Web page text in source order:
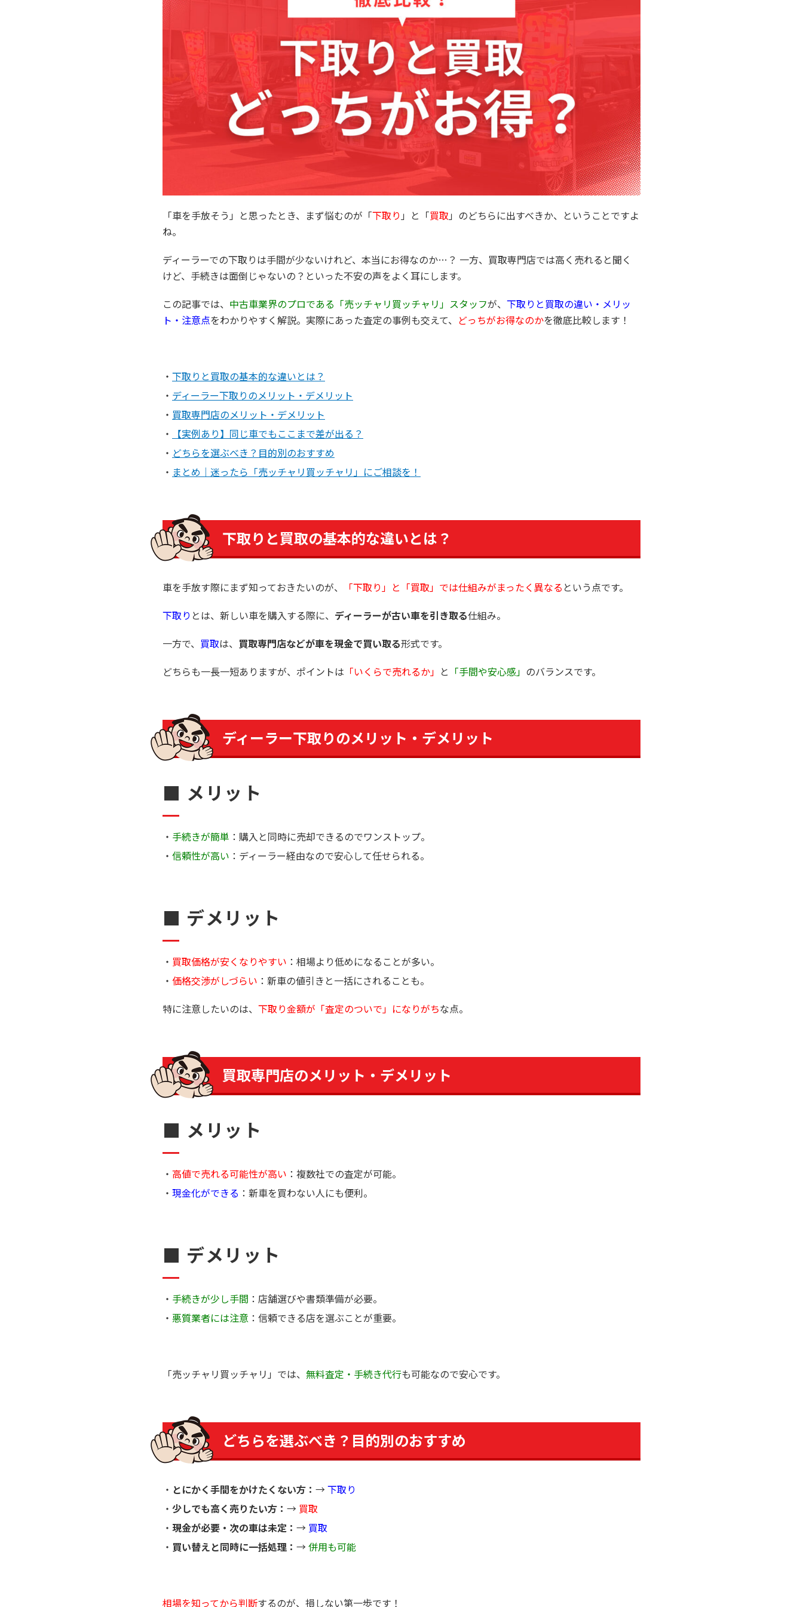
「車を手放そう」と思ったとき、まず悩むのが「下取り 」と「買取」のどちらに出すべきか、ということですよ
ね。
ディーラーでの下取りは手間が少ないけれど、本当にお得なのか…？ 一方、買取専門店では高く売れると聞く
けど、手続きは面倒じゃないの？といった不安の声をよく耳にします。
この記事では、 中古車業界のプロである「売ッチャリ買ッチャリ」スタッフが、 下取りと買取の違い・メリッ
ト・注意点をわかりやすく解説。実際にあった査定の事例も交えて、 どっちがお得なのかを徹底比較します！
下取りと買取の基本的な違いとは？
ディーラー下取りのメリット・デメリット
買取専門店のメリット・デメリット
【実例あり】同じ車でもここまで差が出る？
どちらを選ぶべき？目的別のおすすめ
まとめ｜迷ったら「売ッチャリ買ッチャリ」にご相談を！
下取りと買取の基本的な違いとは？
車を手放す際にまず知っておきたいのが、 「下取り」と「買取」では仕組みがまったく異なる という点です。
下取り とは、新しい車を購入する際に、 ディーラーが古い車を引き取る仕組み。
一方で、 買取は、 買取専門店などが車を現金で買い取る形式です。
どちらも一長一短ありますが、ポイントは 「いくらで売れるか」 と 「手間や安心感」 のバランスです。
ディーラー下取りのメリット・デメリット
■ メリット
手続きが簡単 ：購入と同時に売却できるのでワンストップ。
信頼性が高い ：ディーラー経由なので安心して任せられる。
■ デメリット
買取価格が安くなりやすい ：相場より低めになることが多い。
価格交渉がしづらい ：新車の値引きと一括にされることも。
特に注意したいのは、 下取り金額が「査定のついで」になりがちな点。
買取専門店のメリット・デメリット
■ メリット
高値で売れる可能性が高い ：複数社での査定が可能。
現金化ができる ：新車を買わない人にも便利。
■ デメリット
手続きが少し手間 ：店舗選びや書類準備が必要。
悪質業者には注意 ：信頼できる店を選ぶことが重要。
「売ッチャリ買ッチャリ」では、 無料査定・手続き代行も可能なので安心です。
どちらを選ぶべき？目的別のおすすめ
とにかく手間をかけたくない方： →下取り
少しでも高く売りたい方： → 買取
現金が必要・次の車は未定： → 買取
買い替えと同時に一括処理： →併用も可能
相場を知ってから判断するのが、損しない第一歩です！